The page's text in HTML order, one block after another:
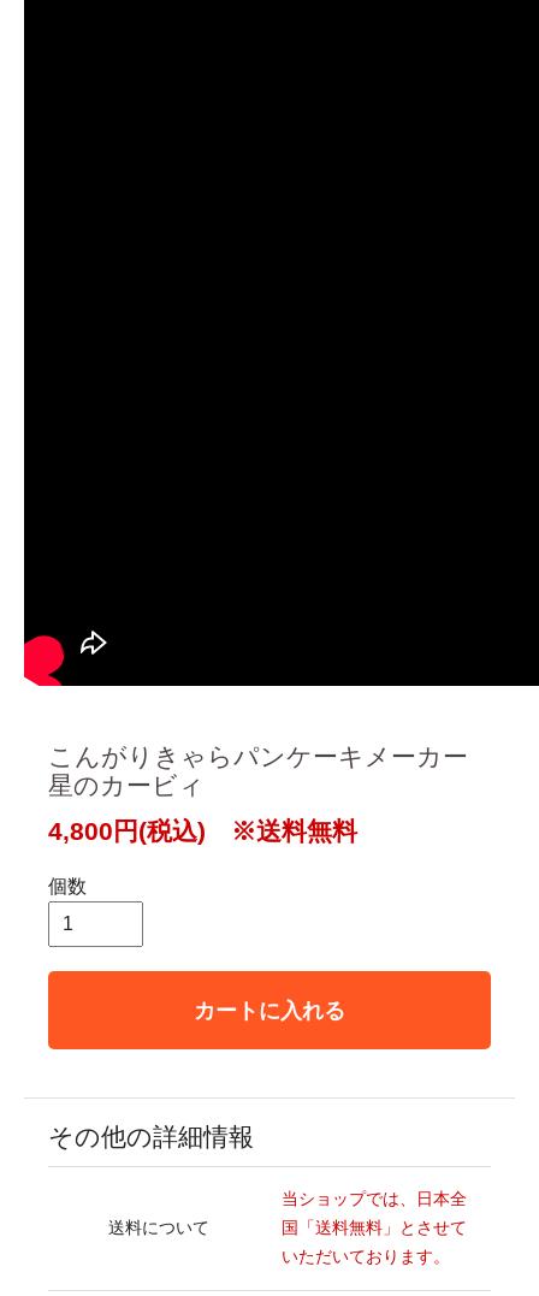
こんがりきゃらパンケーキメーカー
星のカービィ
4,800円(税込) ※送料無料
個数
カートに入れる
その他の詳細情報
送料について
当ショップでは、日本全
国「送料無料」とさせて
いただいております。